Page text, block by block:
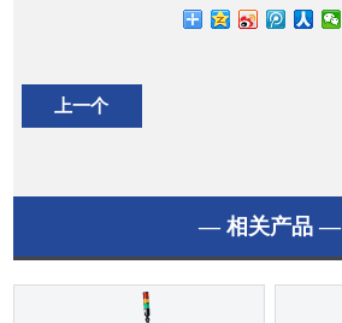
上一个
— 相关产品 —